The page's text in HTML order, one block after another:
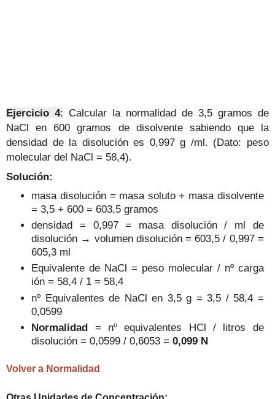
Ejercicio 4: Calcular la normalidad de 3,5 gramos de
NaCl en 600 gramos de disolvente sabiendo que la
densidad de la disolución es 0,997 g /ml. (Dato: peso
molecular del NaCl = 58,4).
Solución:
masa disolución = masa soluto + masa disolvente
= 3,5 + 600 = 603,5 gramos
densidad = 0,997 = masa disolución / ml de
disolución → volumen disolución = 603,5 / 0,997 =
605,3 ml
Equivalente de NaCl = peso molecular / nº carga
ión = 58,4 / 1 = 58,4
nº Equivalentes de NaCl en 3,5 g = 3,5 / 58,4 =
0,0599
Normalidad = nº equivalentes HCl / litros de
disolución = 0,0599 / 0,6053 =0,099 N
Volver a Normalidad